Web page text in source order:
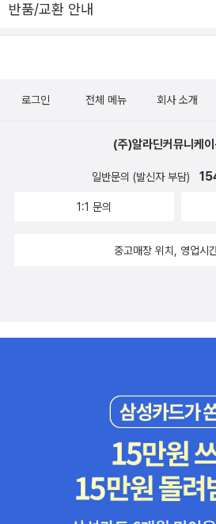
날 멘토와 멘티의 관계를 맺고, 다음 주에
아이들(멘티)에게 우선 선택권을 주고
서지도 했던 경험으로 아이들이 집중할
들게도 하고, 소품도 활용하게 했다. 예
복화술도 하고.ㅎㅎ푸우 인형은 내가 울
을 때(거의 만삭 때) 정기검진 받던 병원
도 참 좋아하는 인형이다. ^^ 처음엔 한 시
가고 요령도 터득하는 것 같아 보였다. 모
얘기 나누던 시간이 있었는데돌아보면 그
참말로 순수하고 행복한 시간이라는 걸,
다. 생각해보면, 아이랑 함께 할 수 있는
은 거다. 이 순간, 더 커버려 떠나기 전에
만들어가자. 아래 리스트를 올려두니 여
영어그림책 찾는데 조금이나마 참고가 되
반품/교환 안내
로그인 전체 메뉴 회사 소개
(주)알라딘커뮤니케이
일반문의 (발신자 부담)
1:1 문의
중고매장 위치, 영업시